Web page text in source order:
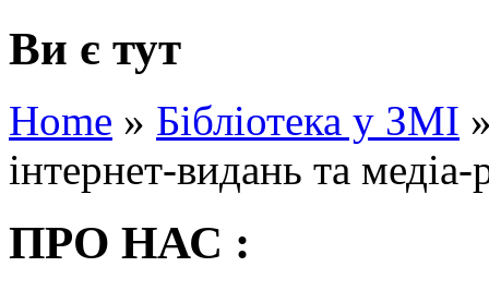
Ви є тут
Home » Бібліотека у ЗМІ
інтернет-видань та медіа-
ПРО НАС :